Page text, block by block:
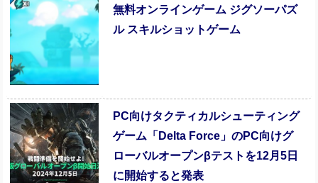
無料オンラインゲーム ジグソーパズ
ル スキルショットゲーム
PC向けタクティカルシューティング
ゲーム「Delta Force」のPC向けグ
ローバルオープンβテストを12月5日
に開始すると発表